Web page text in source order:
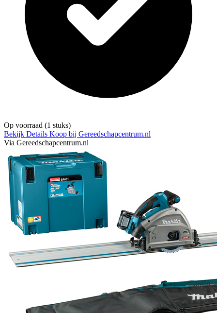
Op voorraad (1 stuks)
Bekijk Details Koop bij Gereedschapcentrum.nl
Via Gereedschapcentrum.nl